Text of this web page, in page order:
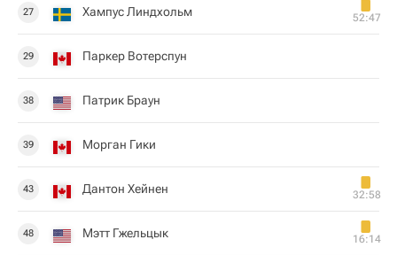
27 Хампус Линдхольм 52:47
29 Паркер Вотерспун
38 Патрик Браун
39 Морган Гики
43 Дантон Хейнен 32:58
48 Мэтт Гжельцык 16:14